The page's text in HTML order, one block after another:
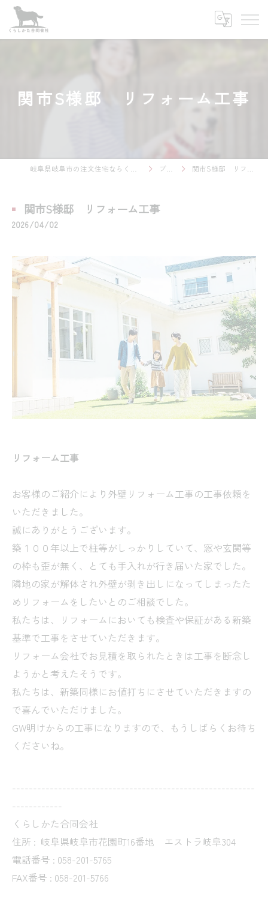
関市S様邸 リフォーム工事
ブログ 関市S様邸 リフォーム工事
関市S様邸 リフォーム工事
2026/04/02
リフォーム工事
お客様のご紹介により外壁リフォーム工事の工事依頼を
いただきました。
誠にありがとうございます。
築１００年以上で柱等がしっかりしていて、窓や玄関等
の枠も歪が無く、とても手入れが行き届いた家でした。
隣地の家が解体され外壁が剥き出しになってしまったた
めリフォームをしたいとのご相談でした。
私たちは、リフォームにおいても検査や保証がある新築
基準で工事をさせていただきます。
リフォーム会社でお見積を取られたときは工事を断念し
ようかと考えたそうです。
私たちは、新築同様にお値打ちにさせていただきますの
で喜んでいただけました。
GW明けからの工事になりますので、もうしばらくお待ち
くださいね。
----------------------------------------------------------
------------
くらしかた合同会社
住所 : 岐阜県岐阜市花園町16番地 エストラ岐阜304
電話番号 : 058-201-5765
FAX番号 : 058-201-5766